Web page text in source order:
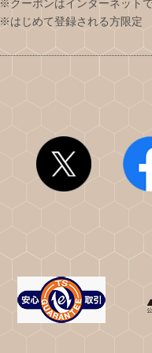
※クーポンはインターネット
※はじめて登録される方限定